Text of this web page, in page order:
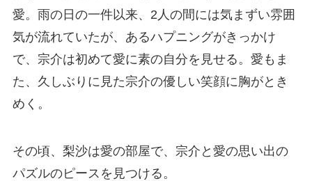
愛。雨の日の一件以来、2人の間には気まずい雰囲
気が流れていたが、あるハプニングがきっかけ
で、宗介は初めて愛に素の自分を見せる。愛もま
た、久しぶりに見た宗介の優しい笑顔に胸がとき
めく。
その頃、梨沙は愛の部屋で、宗介と愛の思い出の
パズルのピースを見つける。